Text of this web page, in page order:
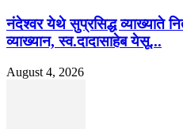
नंदेश्वर येथे सुप्रसिद्ध व्याख्याते
व्याख्यान, स्व.दादासाहेब येसू...
August 4, 2026